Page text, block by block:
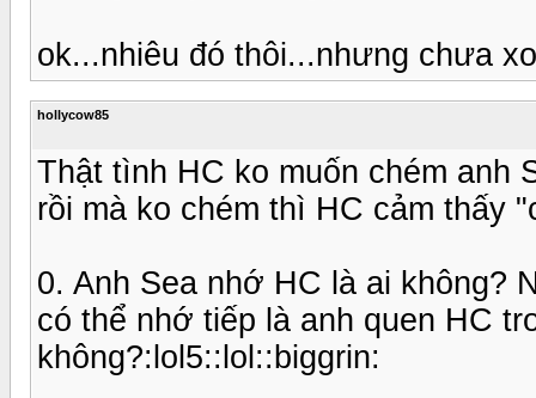
ok...nhiêu đó thôi...nhưng chưa
hollycow85
Thật tình HC ko muốn chém anh
rồi mà ko chém thì HC cảm thấy
0. Anh Sea nhớ HC là ai không?
có thể nhớ tiếp là anh quen HC
không?:lol5::lol::biggrin: